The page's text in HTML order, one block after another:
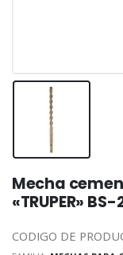
Mecha
«TRUPER»
CODIGO DE